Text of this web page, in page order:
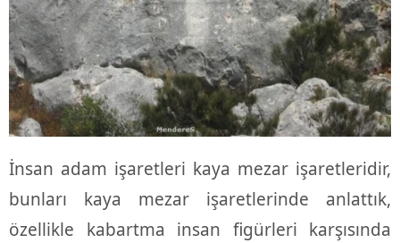
İnsan adam işaretleri kaya mezar işaretleridir,
bunları kaya mezar işaretlerinde anlattık,
özellikle kabartma insan figürleri karşısında